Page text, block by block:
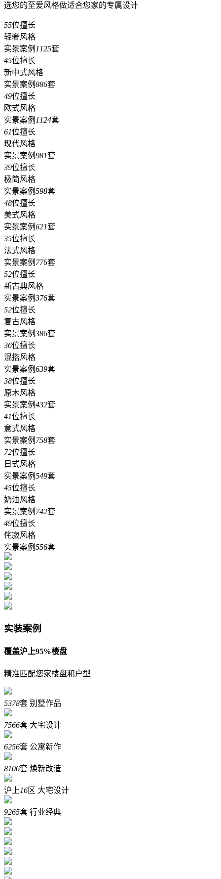
选您的至爱风格做适合您家的专属设计
55位擅长
轻奢风格
实景案例 1125套
45位擅长
新中式风格
实景案例 886套
49位擅长
欧式风格
实景案例 1124套
61位擅长
现代风格
实景案例 981套
39位擅长
极简风格
实景案例 598套
48位擅长
美式风格
实景案例 621套
35位擅长
法式风格
实景案例 776套
52位擅长
新古典风格
实景案例 376套
52位擅长
复古风格
实景案例 386套
36位擅长
混搭风格
实景案例 639套
38位擅长
原木风格
实景案例 432套
41位擅长
意式风格
实景案例 758套
72位擅长
日式风格
实景案例 549套
45位擅长
奶油风格
实景案例 742套
49位擅长
侘寂风格
实景案例 556套
实装案例
覆盖沪上95%楼盘
精准匹配您家楼盘和户型
5378套 别墅作品
7566套 大宅设计
6256套 公寓新作
8106套 焕新改造
沪上 16区 大宅设计
9265套 行业经典